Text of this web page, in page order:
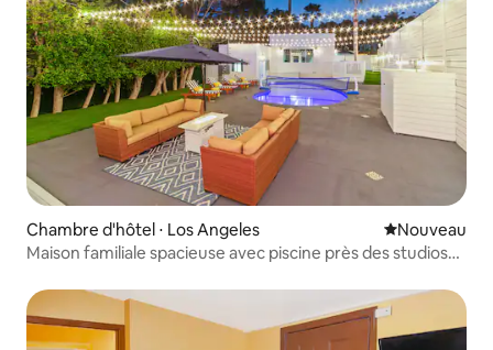
Chambre d'hôtel ⋅ Los Angeles Nouvel
Nouveau
Maison familiale spacieuse avec piscine près des studios